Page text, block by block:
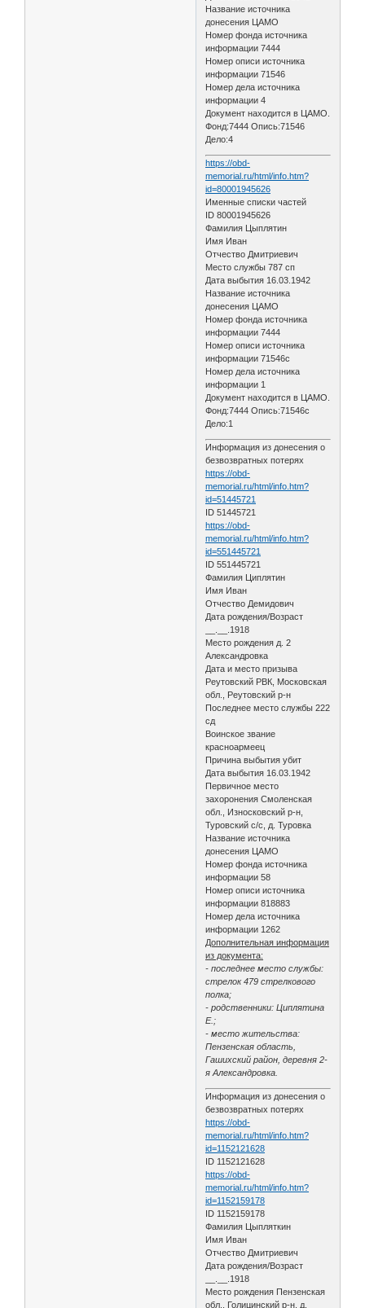
Название источника
донесения ЦАМО
Номер фонда источника
информации 7444
Номер описи источника
информации 71546
Номер дела источника
информации 4
Документ находится в ЦАМО.
Фонд:7444 Опись:71546
Дело:4
https://obd-
memorial.ru/html/info.htm?
id=80001945626
Именные списки частей
ID 80001945626
Фамилия Цыплятин
Имя Иван
Отчество Дмитриевич
Место службы 787 сп
Дата выбытия 16.03.1942
Название источника
донесения ЦАМО
Номер фонда источника
информации 7444
Номер описи источника
информации 71546с
Номер дела источника
информации 1
Документ находится в ЦАМО.
Фонд:7444 Опись:71546с
Дело:1
Информация из донесения о
безвозвратных потерях
https://obd-
memorial.ru/html/info.htm?
id=51445721
ID 51445721
https://obd-
memorial.ru/html/info.htm?
id=551445721
ID 551445721
Фамилия Циплятин
Имя Иван
Отчество Демидович
Дата рождения/Возраст
__.__.1918
Место рождения д. 2
Александровка
Дата и место призыва
Реутовский РВК, Московская
обл., Реутовский р-н
Последнее место службы 222
сд
Воинское звание
красноармеец
Причина выбытия убит
Дата выбытия 16.03.1942
Первичное место
захоронения Смоленская
обл., Износковский р-н,
Туровский с/с, д. Туровка
Название источника
донесения ЦАМО
Номер фонда источника
информации 58
Номер описи источника
информации 818883
Номер дела источника
информации 1262
Дополнительная информация
из документа:
- последнее место службы:
стрелок 479 стрелкового
полка;
- родственники: Циплятина
Е.;
- место жительства:
Пензенская область,
Гашихский район, деревня 2-
я Александровка.
Информация из донесения о
безвозвратных потерях
https://obd-
memorial.ru/html/info.htm?
id=1152121628
ID 1152121628
https://obd-
memorial.ru/html/info.htm?
id=1152159178
ID 1152159178
Фамилия Цыпляткин
Имя Иван
Отчество Дмитриевич
Дата рождения/Возраст
__.__.1918
Место рождения Пензенская
обл., Голицинский р-н, д.